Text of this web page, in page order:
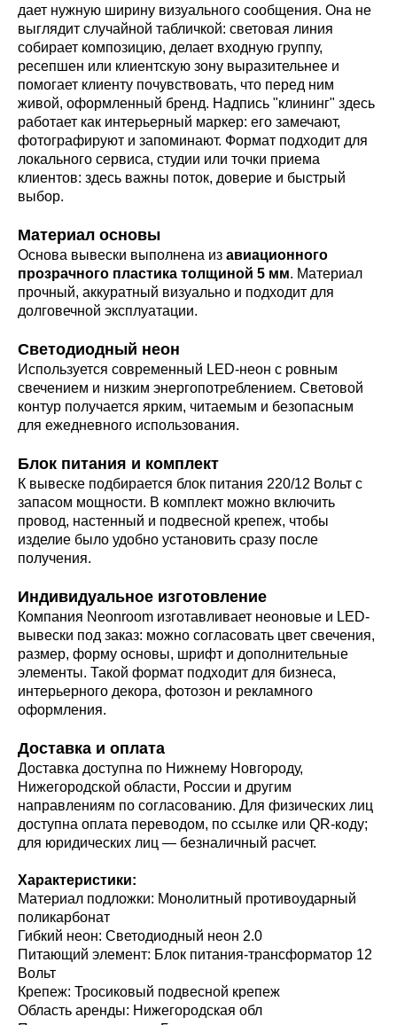
дает нужную ширину визуального сообщения. Она не
выглядит случайной табличкой: световая линия
собирает композицию, делает входную группу,
ресепшен или клиентскую зону выразительнее и
помогает клиенту почувствовать, что перед ним
живой, оформленный бренд. Надпись "клининг" здесь
работает как интерьерный маркер: его замечают,
фотографируют и запоминают. Формат подходит для
локального сервиса, студии или точки приема
клиентов: здесь важны поток, доверие и быстрый
выбор.
Материал основы
Основа вывески выполнена из авиационного
прозрачного пластика толщиной 5 мм. Материал
прочный, аккуратный визуально и подходит для
долговечной эксплуатации.
Светодиодный неон
Используется современный LED-неон с ровным
свечением и низким энергопотреблением. Световой
контур получается ярким, читаемым и безопасным
для ежедневного использования.
Блок питания и комплект
К вывеске подбирается блок питания 220/12 Вольт с
запасом мощности. В комплект можно включить
провод, настенный и подвесной крепеж, чтобы
изделие было удобно установить сразу после
получения.
Индивидуальное изготовление
Компания Neonroom изготавливает неоновые и LED-
вывески под заказ: можно согласовать цвет свечения,
размер, форму основы, шрифт и дополнительные
элементы. Такой формат подходит для бизнеса,
интерьерного декора, фотозон и рекламного
оформления.
Доставка и оплата
Доставка доступна по Нижнему Новгороду,
Нижегородской области, России и другим
направлениям по согласованию. Для физических лиц
доступна оплата переводом, по ссылке или QR-коду;
для юридических лиц — безналичный расчет.
Характеристики:
Материал подложки: Монолитный противоударный
поликарбонат
Гибкий неон: Светодиодный неон 2.0
Питающий элемент: Блок питания-трансформатор 12
Вольт
Крепеж: Тросиковый подвесной крепеж
Область аренды: Нижегородская обл